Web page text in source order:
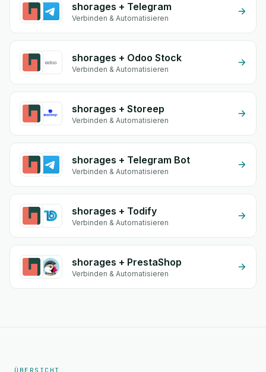
shorages + Telegram
Verbinden & Automatisieren
shorages + Odoo Stock
Verbinden & Automatisieren
shorages + Storeep
Verbinden & Automatisieren
shorages + Telegram Bot
Verbinden & Automatisieren
shorages + Todify
Verbinden & Automatisieren
shorages + PrestaShop
Verbinden & Automatisieren
ÜBERSICHT